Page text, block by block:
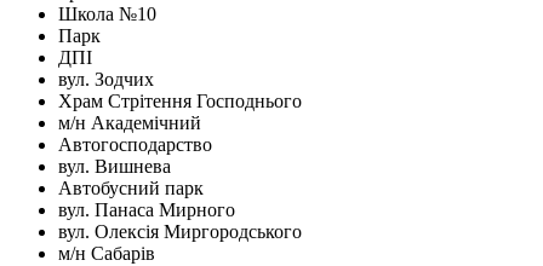
Школа №10
Парк
ДПІ
вул. Зодчих
Храм Стрітення Господнього
м/н Академічний
Автогосподарство
вул. Вишнева
Автобусний парк
вул. Панаса Мирного
вул. Олексія Миргородського
м/н Сабарів